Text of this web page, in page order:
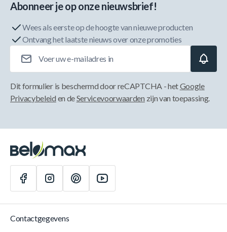
Abonneer je op onze nieuwsbrief!
Wees als eerste op de hoogte van nieuwe producten
Ontvang het laatste nieuws over onze promoties
Dit formulier is beschermd door reCAPTCHA - hetGoogle
Privacybeleid en deServicevoorwaarden zijn van toepassing.
Contactgegevens